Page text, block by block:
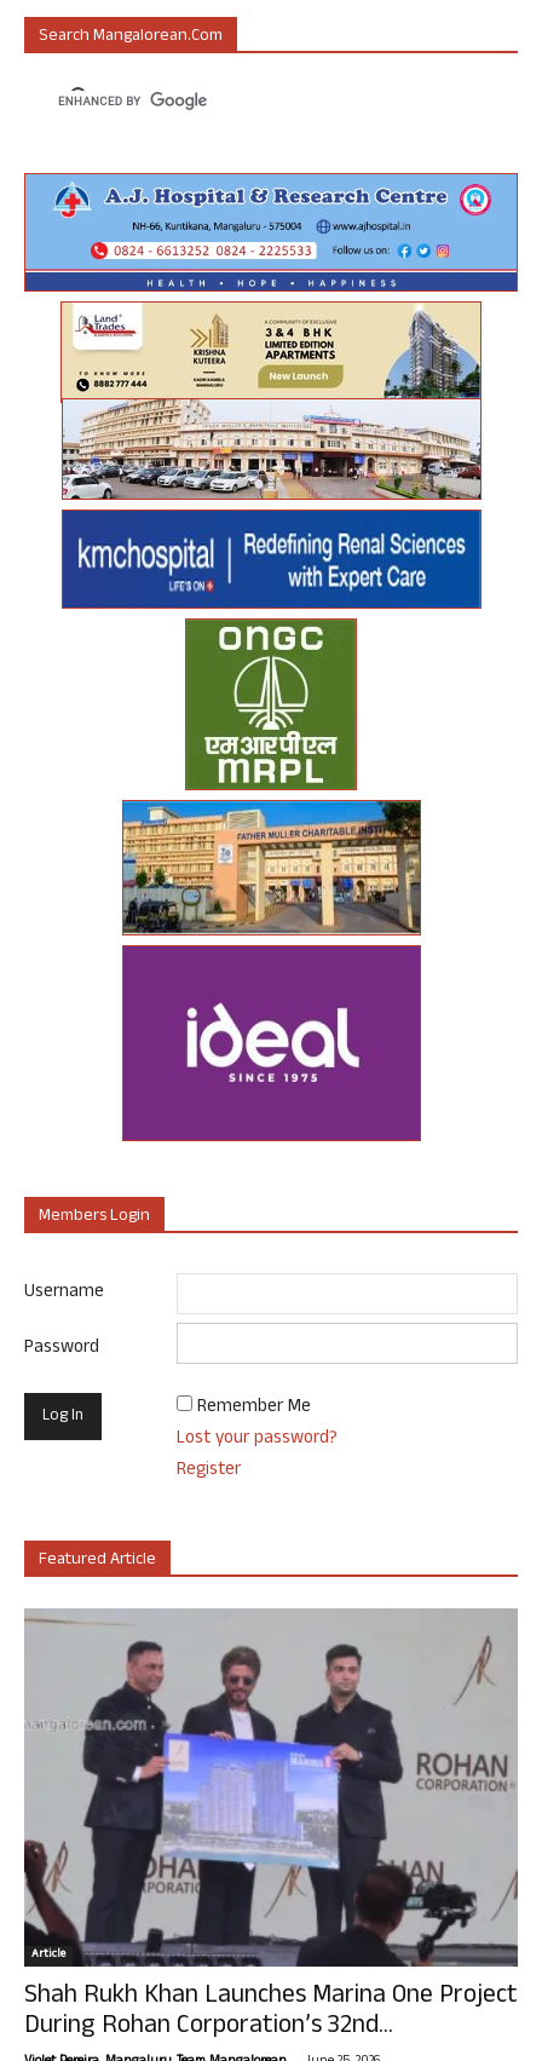
Search Mangalorean.com
Members Login
Username
Password
Remember Me
Lost your password?
Register
Featured Article
Article
Shah Rukh Khan Launches Marina One Project
During Rohan Corporation’s 32nd...